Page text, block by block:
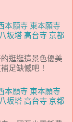
的逛逛這景色優美
足缺憾吧！